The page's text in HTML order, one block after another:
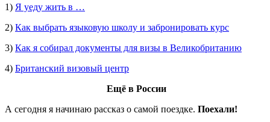
1) Я уеду жить в …
2) Как выбрать языковую школу и забронировать курс
3) Как я собирал документы для визы в Великобританию
4) Британский визовый центр
Ещё в России
А сегодня я начинаю рассказ о самой поездке. Поехали!